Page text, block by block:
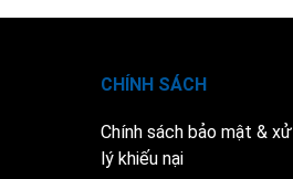
CHÍNH SÁCH
Chính sách bảo mật & xử
lý khiếu nại